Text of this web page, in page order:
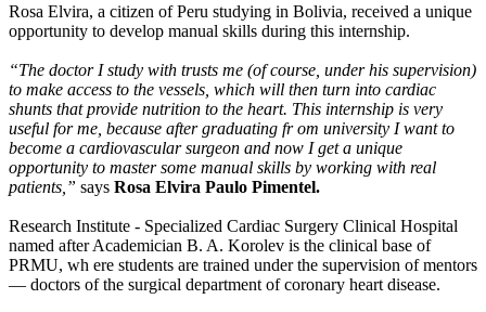
Rosa Elvira, a citizen of Peru studying in Bolivia, received a unique
opportunity to develop manual skills during this internship.
“The doctor I study with trusts me (of course, under his supervision)
to make access to the vessels, which will then turn into cardiac
shunts that provide nutrition to the heart. This internship is very
useful for me, because after graduating fr om university I want to
become a cardiovascular surgeon and now I get a unique
opportunity to master some manual skills by working with real
patients,” says Rosa Elvira Paulo Pimentel.
Research Institute - Specialized Cardiac Surgery Clinical Hospital
named after Academician B. A. Korolev is the clinical base of
PRMU, wh ere students are trained under the supervision of mentors
— doctors of the surgical department of coronary heart disease.